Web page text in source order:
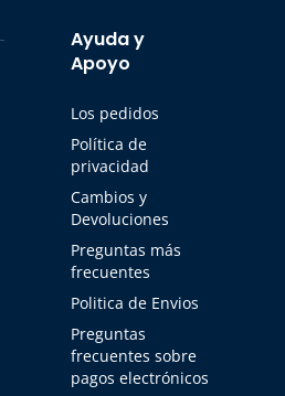
Ayuda y
Apoyo
Los pedidos
Política de
privacidad
Cambios y
Devoluciones
Preguntas más
frecuentes
Politica de Envios
Preguntas
frecuentes sobre
pagos electrónicos